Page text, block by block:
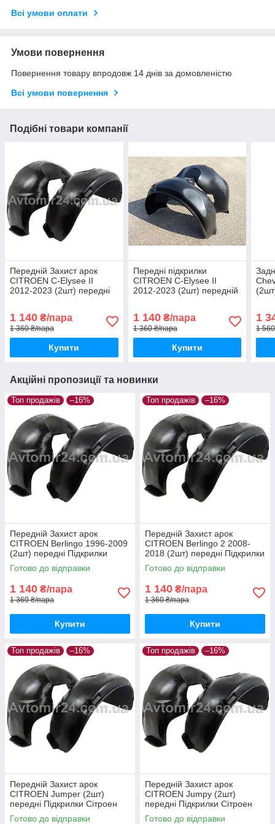
Всі умови оплати
Умови повернення
Повернення товару впродовж 14 днів за домовленістю
Всі умови повернення
Подібні товари компанії
Передній Захист арок
CITROEN C-Elysеe II
2012-2023 (2шт) передні
1 140 ₴/пара
1 360 ₴/пара
Купити
Передні підкрилки
CITROEN C-Elysеe II
2012-2023 (2шт) передній
1 140₴/пара
1 360 ₴/пара
Купити
1
1
Акційні пропозиції та новинки
Топ продажів –16%
Передній Захист арок
CITROEN Berlingo 1996-2009
(2шт) передні Підкрилки
Сітроен Берлінго пара
передніх
Готово до відправки
1 140 ₴/пара
1 360 ₴/пара
Купити
Топ продажів –16%
Передній Захист арок
CITROEN Berlingo 2 2008-
2018 (2шт) передні Підкрилки
Сітроен Берлінго 2 пара
передніх
Готово до відправки
1 140 ₴/пара
1 360 ₴/пара
Купити
Топ продажів –16%
Передній Захист арок
CITROEN Jumper (2шт)
передні Підкрилки Сітроен
Джампер пара передніх
Готово до відправки
Топ продажів –16%
Передній Захист арок
CITROEN Jumpy (2шт)
передні Підкрилки Сітроен
Джампі пара передніх
Готово до відправки